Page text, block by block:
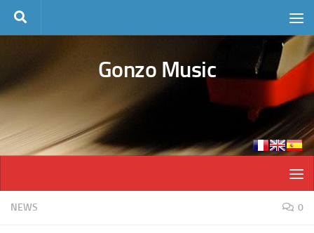
Skip to content
Gonzo Music
NEWS 0